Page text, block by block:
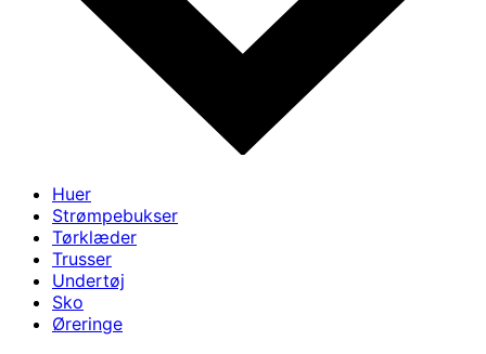
Huer
Strømpebukser
Tørklæder
Trusser
Undertøj
Sko
Øreringe